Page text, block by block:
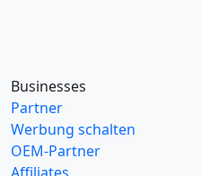
Businesses
Partner
Werbung schalten
OEM-Partner